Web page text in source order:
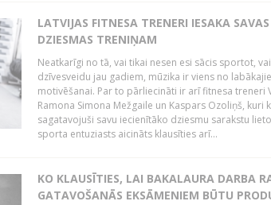
LATVIJAS FITNESA TRENERI IESAKA
DZIESMAS TRENIŅAM
Neatkarīgi no tā, vai tikai nesen esi sācis sportot,
dzīvesveidu jau gadiem, mūzika ir viens no
motivēšanai. Par to pārliecināti ir arī fitnesa treneri
Ramona Simona Mežgaile un Kaspars Ozoliņš, kuri
sagatavojuši savu iecienītāko dziesmu sarakstu
sporta entuziasts aicināts klausīties arī...
KO KLAUSĪTIES, LAI BAKALAURA DARBA
GATAVOŠANĀS EKSĀMENIEM BŪTU